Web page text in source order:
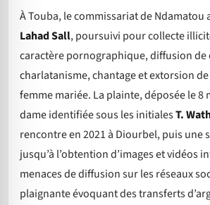
À Touba, le commissariat de Ndamatou
Lahad Sall, poursuivi pour collecte
caractère pornographique, diffusion
charlatanisme, chantage et extorsion
femme mariée. La plainte, déposée le 8
dame identifiée sous les initialesT.
rencontre en 2021 à Diourbel, puis une
jusqu’à l’obtention d’images et vidéos
menaces de diffusion sur les réseaux
plaignante évoquant des transferts